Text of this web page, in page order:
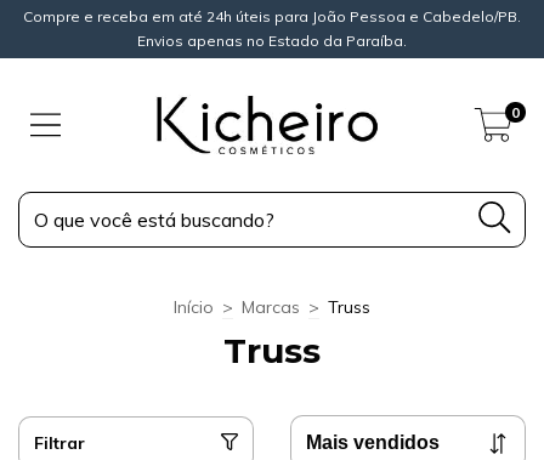
Compre e receba em até 24h úteis para João Pessoa e Cabedelo/PB.
Envios apenas no Estado da Paraíba.
0
Início > Marcas > Truss
Truss
Filtrar